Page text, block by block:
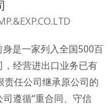
是一家列入全国500百
经营进出口业务已有
任公司继承原公司的
遵循“重合同、守信